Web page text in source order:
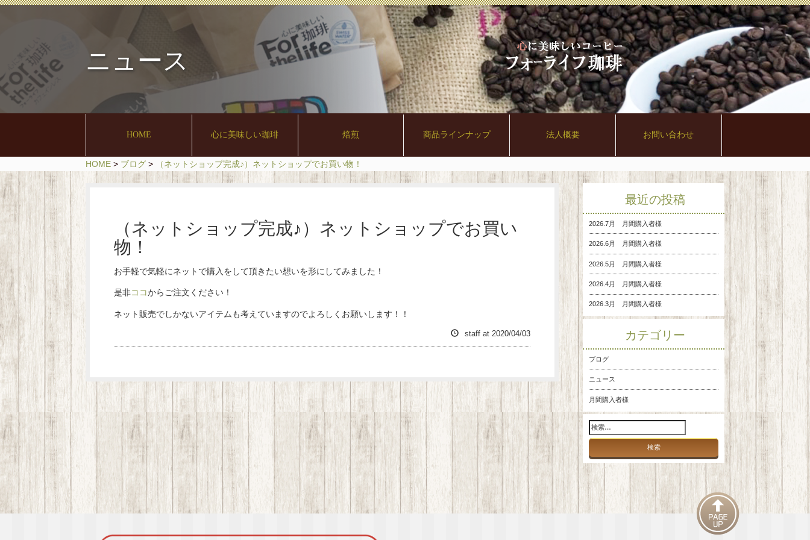
ニュース
HOME 心に美味しい珈琲 焙煎 商品ラインナップ 法人概要 お問い合わせ
HOME > ブログ > （ネットショップ完成♪）ネットショップでお買い物！
（ネットショップ完成♪）ネットショップでお買い
物！
お手軽で気軽にネットで購入をして頂きたい想いを形にしてみました！
是非ココからご注文ください！
ネット販売でしかないアイテムも考えていますのでよろしくお願いします！！
staff at 2020/04/03
最近の投稿
2026.7月 月間購入者様
2026.6月 月間購入者様
2026.5月 月間購入者様
2026.4月 月間購入者様
2026.3月 月間購入者様
カテゴリー
ブログ
ニュース
月間購入者様
検
索: